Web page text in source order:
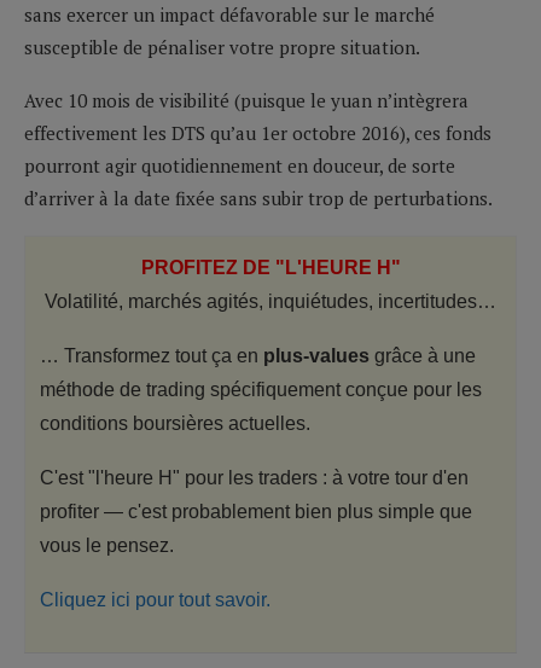
sans exercer un impact défavorable sur le marché
susceptible de pénaliser votre propre situation.
Avec 10 mois de visibilité (puisque le yuan n’intègrera
effectivement les DTS qu’au 1er octobre 2016), ces fonds
pourront agir quotidiennement en douceur, de sorte
d’arriver à la date fixée sans subir trop de perturbations.
PROFITEZ DE "L'HEURE H"
Volatilité, marchés agités, inquiétudes, incertitudes…
… Transformez tout ça en plus-values grâce à une
méthode de trading spécifiquement conçue pour les
conditions boursières actuelles.
C'est "l'heure H" pour les traders : à votre tour d'en
profiter — c'est probablement bien plus simple que
vous le pensez.
Cliquez ici pour tout savoir.